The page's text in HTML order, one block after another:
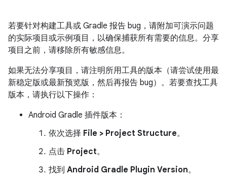
若要针对构建工具或 Gradle 报告 bug，请附加可演示问题
的实际项目或示例项目，以确保捕获所有需要的信息。分享
项目之前，请移除所有敏感信息。
如果无法分享项目，请注明所用工具的版本（请尝试使用最
新稳定版或最新预览版，然后再报告 bug）。若要查找工具
版本，请执行以下操作：
Android Gradle 插件版本：
依次选择 File > Project Structure。
点击 Project。
找到 Android Gradle Plugin Version。